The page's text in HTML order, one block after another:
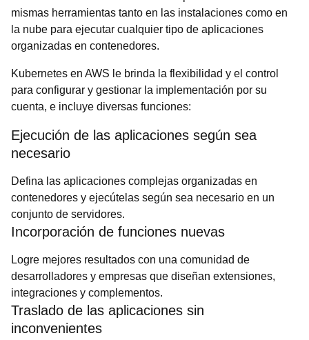
mismas herramientas tanto en las instalaciones como en
la nube para ejecutar cualquier tipo de aplicaciones
organizadas en contenedores.
Kubernetes en AWS le brinda la flexibilidad y el control
para configurar y gestionar la implementación por su
cuenta, e incluye diversas funciones:
Ejecución de las aplicaciones según sea
necesario
Defina las aplicaciones complejas organizadas en
contenedores y ejecútelas según sea necesario en un
conjunto de servidores.
Incorporación de funciones nuevas
Logre mejores resultados con una comunidad de
desarrolladores y empresas que diseñan extensiones,
integraciones y complementos.
Traslado de las aplicaciones sin
inconvenientes